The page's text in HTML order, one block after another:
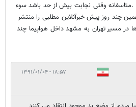
وقتی نجابت بیش از حد باشد سوء
چند روز پیش خبرآنلاین مطلبی را منتشر
در مسیر تهران به مشهد داخل هواپیما چند
۱۸:۵۷ - ۱۳۹۱/۰۱/۰۴